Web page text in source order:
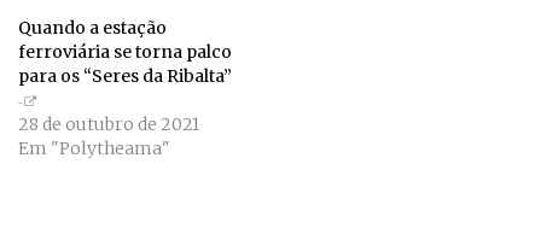
Quando a estação
ferroviária se torna palco
para os “Seres da Ribalta”
28 de outubro de 2021
Em "Polytheama"